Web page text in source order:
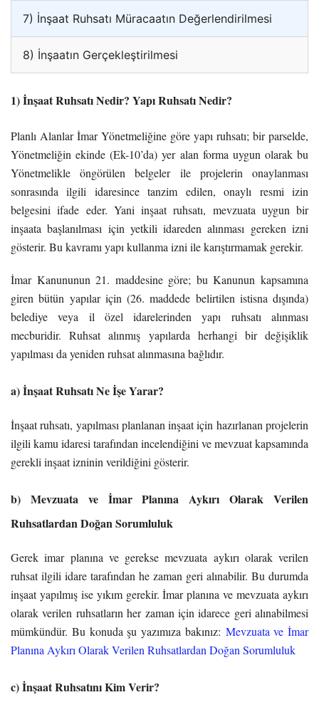
7) İnşaat Ruhsatı Müracaatın Değerlendirilmesi
8) İnşaatın Gerçekleştirilmesi
1) İnşaat Ruhsatı Nedir? Yapı Ruhsatı Nedir?
Planlı Alanlar İmar Yönetmeliğine göre yapı ruhsatı; bir parselde,
Yönetmeliğin ekinde (Ek-10’da) yer alan forma uygun olarak bu
Yönetmelikle öngörülen belgeler ile projelerin onaylanması
sonrasında ilgili idaresince tanzim edilen, onaylı resmi izin
belgesini ifade eder. Yani inşaat ruhsatı, mevzuata uygun bir
inşaata başlanılması için yetkili idareden alınması gereken izni
gösterir. Bu kavramı yapı kullanma izni ile karıştırmamak gerekir.
İmar Kanununun 21. maddesine göre; bu Kanunun kapsamına
giren bütün yapılar için (26. maddede belirtilen istisna dışında)
belediye veya il özel idarelerinden yapı ruhsatı alınması
mecburidir. Ruhsat alınmış yapılarda herhangi bir değişiklik
yapılması da yeniden ruhsat alınmasına bağlıdır.
a) İnşaat Ruhsatı Ne İşe Yarar?
İnşaat ruhsatı, yapılması planlanan inşaat için hazırlanan projelerin
ilgili kamu idaresi tarafından incelendiğini ve mevzuat kapsamında
gerekli inşaat izninin verildiğini gösterir.
b) Mevzuata ve İmar Planına Aykırı Olarak Verilen
Ruhsatlardan Doğan Sorumluluk
Gerek imar planına ve gerekse mevzuata aykırı olarak verilen
ruhsat ilgili idare tarafından he zaman geri alınabilir. Bu durumda
inşaat yapılmış ise yıkım gerekir. İmar planına ve mevzuata aykırı
olarak verilen ruhsatların her zaman için idarece geri alınabilmesi
mümkündür. Bu konuda şu yazımıza bakınız: Mevzuata ve İmar
Planına Aykırı Olarak Verilen Ruhsatlardan Doğan Sorumluluk
c) İnşaat Ruhsatını Kim Verir?